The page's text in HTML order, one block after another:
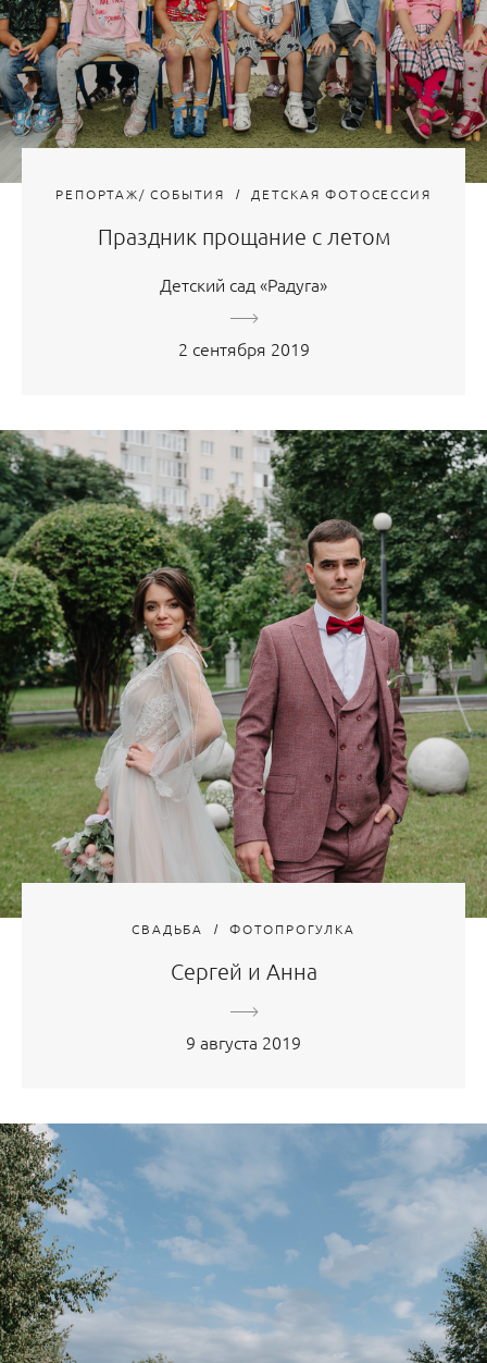
РЕПОРТАЖ/ СОБЫТИЯ ДЕТСКАЯ ФОТОСЕССИЯ
Праздник прощание с летом
Детский сад «Радуга»
2 сентября 2019
СВАДЬБА ФОТОПРОГУЛКА
Сергей и Анна
9 августа 2019